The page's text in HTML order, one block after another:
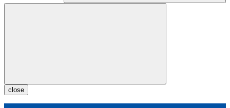
close